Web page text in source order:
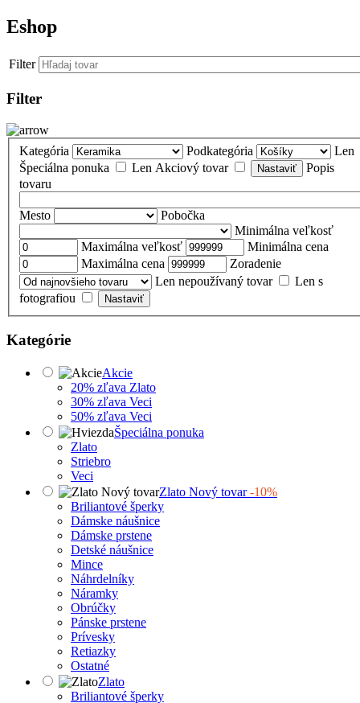
Eshop
Filter
Filter
Kategória Podkategória
Len
Špeciálna ponuka
Len Akciový tovar
Popis
tovaru
Mesto
Pobočka
Minimálna veľkosť
Maximálna veľkosť
Minimálna cena
Maximálna cena
Zoradenie
Len nepoužívaný tovar
Len s
fotografiou
Kategórie
Akcie
20% zľava Zlato
30% zľava Veci
50% zľava Veci
Špeciálna ponuka
Zlato
Striebro
Veci
Zlato Nový tovar-10%
Briliantové šperky
Dámske náušnice
Dámske prstene
Detské náušnice
Mince
Náhrdelníky
Náramky
Obrúčky
Pánske prstene
Prívesky
Retiazky
Ostatné
Zlato
Briliantové šperky